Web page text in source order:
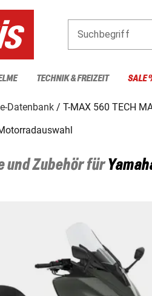
Suchbegriff
TECHNIK & FREIZEIT SALE
Datenbank
T-MAX 560 TECH
und Zubehör für